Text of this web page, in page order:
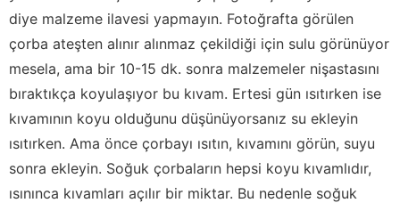
diye malzeme ilavesi yapmayın. Fotoğrafta görülen
çorba ateşten alınır alınmaz çekildiği için sulu görünüyor
mesela, ama bir 10-15 dk. sonra malzemeler nişastasını
bıraktıkça koyulaşıyor bu kıvam. Ertesi gün ısıtırken ise
kıvamının koyu olduğunu düşünüyorsanız su ekleyin
ısıtırken. Ama önce çorbayı ısıtın, kıvamını görün, suyu
sonra ekleyin. Soğuk çorbaların hepsi koyu kıvamlıdır,
ısınınca kıvamları açılır bir miktar. Bu nedenle soğuk